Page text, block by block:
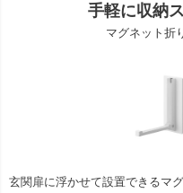
手軽に収納
マグネット折
玄関扉に浮かせて設置できるマ